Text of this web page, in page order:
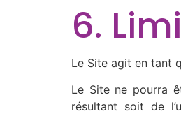
6.
Le Site agit en tant
Le Site ne pourra
résultant soit de